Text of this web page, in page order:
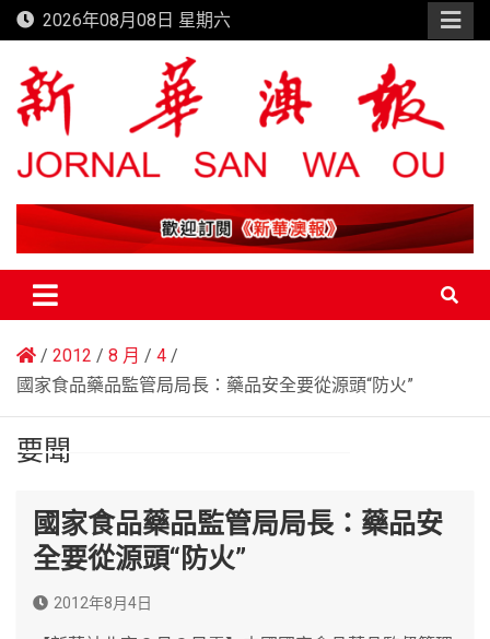
Skip
to
content
2026年08月08日 星期六
新華澳報
2012 8 月
4
國家食品藥品監管局局長：藥品安全要從源頭“防火”
要聞
國家食品藥品監管局局長：藥品安
全要從源頭“防火”
2012年8月4日